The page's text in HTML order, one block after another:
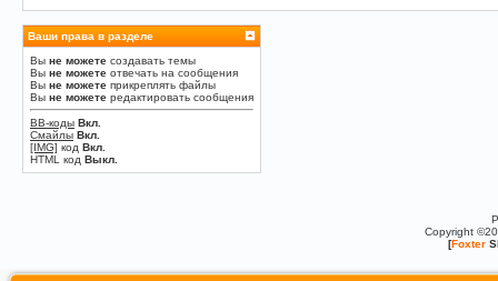
Ваши права в разделе
Вы не можете создавать темы
Вы не можете отвечать на сообщения
Вы не можете прикреплять файлы
Вы не можете редактировать сообщения
BB-коды Вкл.
Смайлы Вкл.
[IMG] код Вкл.
HTML код Выкл.
Copyright
[Foxter